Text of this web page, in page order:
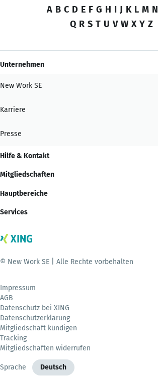
A B C D E F G H I J K L M N
Q R S T U V W X Y Z
Unternehmen
New Work SE
Karriere
Presse
Hilfe & Kontakt
Mitgliedschaften
Hauptbereiche
Services
© New Work SE | Alle Rechte vorbehalten
Impressum
AGB
Datenschutz bei XING
Datenschutzerklärung
Mitgliedschaft kündigen
Tracking
Mitgliedschaften widerrufen
Sprache Deutsch